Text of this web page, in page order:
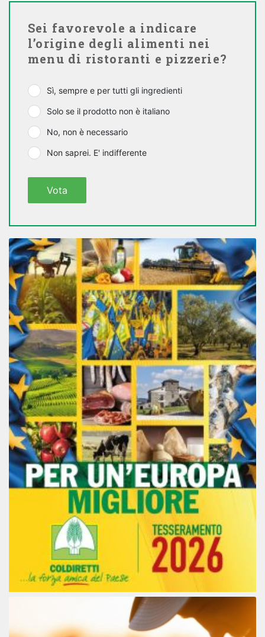
Sei favorevole a indicare
l’origine degli alimenti nei
menu di ristoranti e pizzerie?
Sì, sempre e per tutti gli ingredienti
Solo se il prodotto non è italiano
No, non è necessario
Non saprei. E' indifferente
Vota